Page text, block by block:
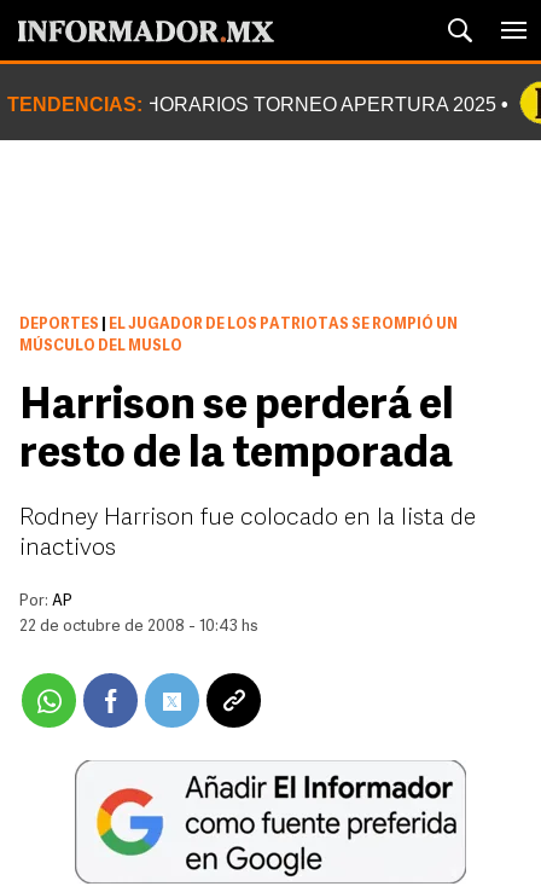
TENDENCIAS: HORARIOS TORNEO APERTURA 2025
DEPORTES
EL JUGADOR DE LOS PATRIOTAS SE ROMPIÓ UN
MÚSCULO DEL MUSLO
Harrison se perderá el
resto de la temporada
Rodney Harrison fue colocado en la lista de
inactivos
Por: AP
22 de octubre de 2008 - 10:43 hs